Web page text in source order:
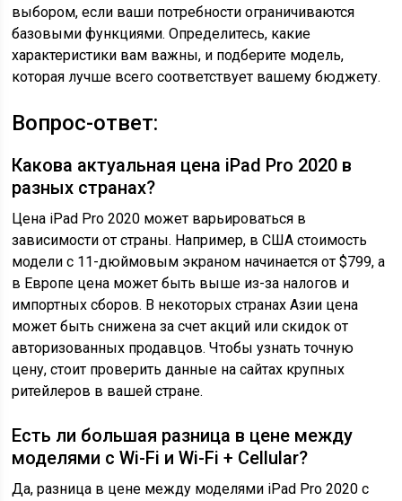
выбором, если ваши потребности ограничиваются
базовыми функциями. Определитесь, какие
характеристики вам важны, и подберите модель,
которая лучше всего соответствует вашему бюджету.
Вопрос-ответ:
Какова актуальная цена iPad Pro 2020 в
разных странах?
Цена iPad Pro 2020 может варьироваться в
зависимости от страны. Например, в США стоимость
модели с 11-дюймовым экраном начинается от $799, а
в Европе цена может быть выше из-за налогов и
импортных сборов. В некоторых странах Азии цена
может быть снижена за счет акций или скидок от
авторизованных продавцов. Чтобы узнать точную
цену, стоит проверить данные на сайтах крупных
ритейлеров в вашей стране.
Есть ли большая разница в цене между
моделями с Wi-Fi и Wi-Fi + Cellular?
Да, разница в цене между моделями iPad Pro 2020 с